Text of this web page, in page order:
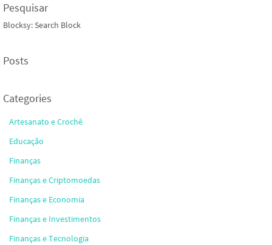
Pesquisar
Blocksy: Search Block
Posts
Categories
Artesanato e Crochê
Educação
Finanças
Finanças e Criptomoedas
Finanças e Economia
Finanças e Investimentos
Finanças e Tecnologia